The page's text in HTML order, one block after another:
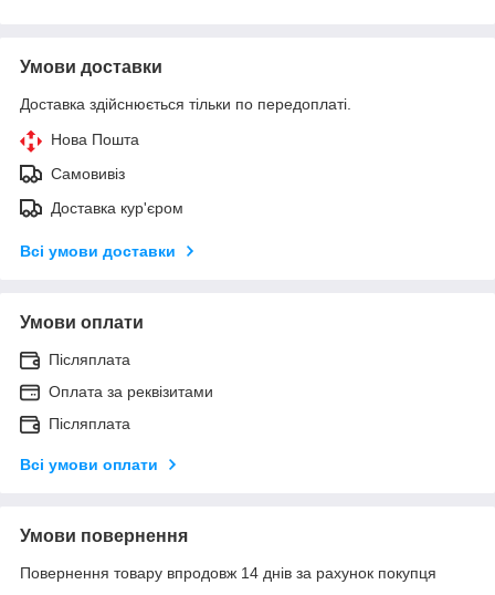
Умови доставки
Доставка здійснюється тільки по передоплаті.
Нова Пошта
Самовивіз
Доставка кур'єром
Всі умови доставки
Умови оплати
Післяплата
Оплата за реквізитами
Післяплата
Всі умови оплати
Умови повернення
Повернення товару впродовж 14 днів за рахунок покупця